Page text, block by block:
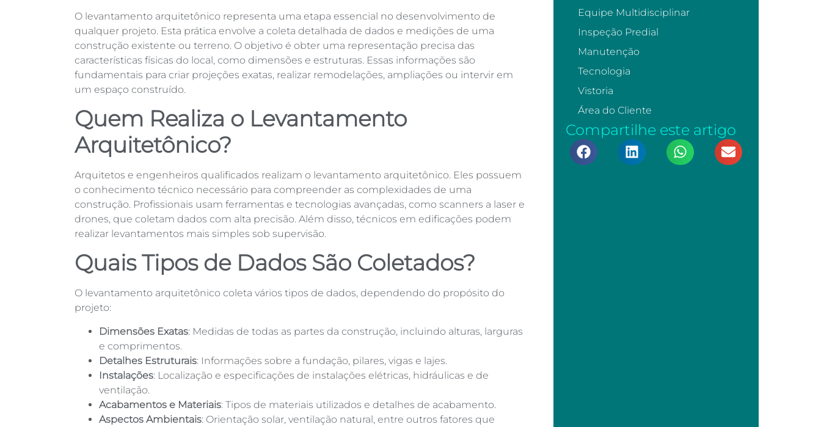
O levantamento arquitetônico representa uma etapa essencial no desenvolvimento de
qualquer projeto. Esta prática envolve a coleta detalhada de dados e medições de uma
construção existente ou terreno. O objetivo é obter uma representação precisa das
características físicas do local, como dimensões e estruturas. Essas informações são
fundamentais para criar projeções exatas, realizar remodelações, ampliações ou intervir em
um espaço construído.
Quem Realiza o Levantamento
Arquitetônico?
Arquitetos e engenheiros qualificados realizam o levantamento arquitetônico. Eles possuem
o conhecimento técnico necessário para compreender as complexidades de uma
construção. Profissionais usam ferramentas e tecnologias avançadas, como scanners a laser e
drones, que coletam dados com alta precisão. Além disso, técnicos em edificações podem
realizar levantamentos mais simples sob supervisão.
Quais Tipos de Dados São Coletados?
O levantamento arquitetônico coleta vários tipos de dados, dependendo do propósito do
projeto:
Dimensões Exatas: Medidas de todas as partes da construção, incluindo alturas, larguras
e comprimentos.
Detalhes Estruturais: Informações sobre a fundação, pilares, vigas e lajes.
Instalações: Localização e especificações de instalações elétricas, hidráulicas e de
ventilação.
Acabamentos e Materiais: Tipos de materiais utilizados e detalhes de acabamento.
Aspectos Ambientais: Orientação solar, ventilação natural, entre outros fatores que
Equipe Multidisciplinar
Inspeção Predial
Manutenção
Tecnologia
Vistoria
Área do Cliente
Compartilhe este artigo